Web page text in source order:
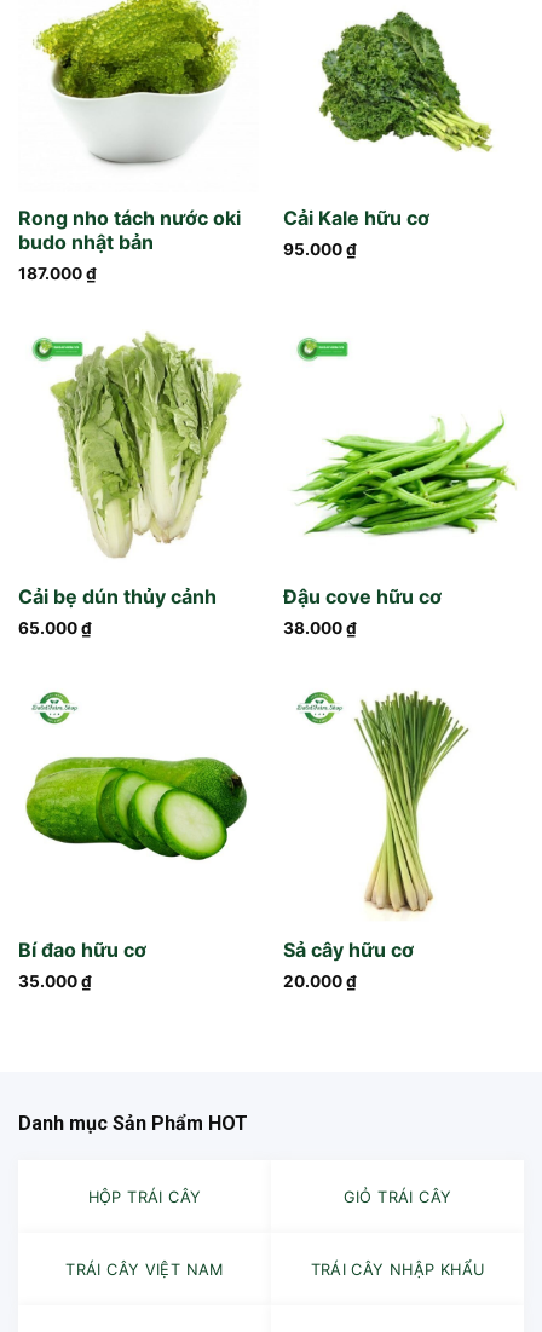
Rong nho tách nước oki
budo nhật bản
187.000₫
Cải Kale hữu cơ
95.000₫
Cải bẹ dún thủy cảnh
65.000₫
Đậu cove hữu cơ
38.000₫
Bí đao hữu cơ
35.000₫
Sả cây hữu cơ
20.000₫
Danh mục Sản Phẩm HOT
HỘP TRÁI CÂY GIỎ TRÁI CÂY
TRÁI CÂY VIỆT NAM TRÁI CÂY NHẬP KHẨU